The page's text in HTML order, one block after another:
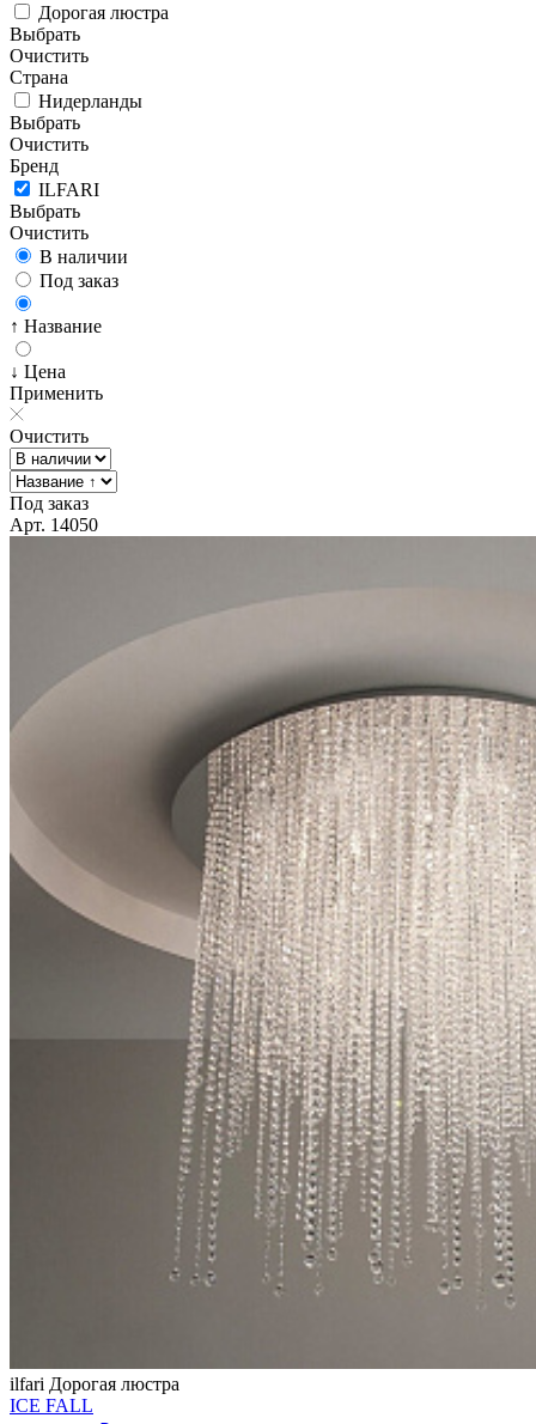
Дорогая люстра
Выбрать
Очистить
Страна
Нидерланды
Выбрать
Очистить
Бренд
ILFARI
Выбрать
Очистить
В наличии
Под заказ
↑ Название
↓ Цена
Применить
Очистить
Под заказ
Арт. 14050
ilfari Дорогая люстра
ICE FALL